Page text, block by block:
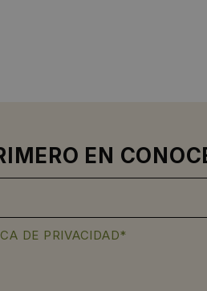
EN
DE PRIVACIDAD*